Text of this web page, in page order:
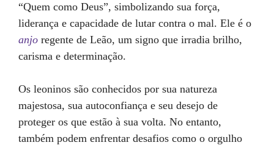
“Quem como Deus”, simbolizando sua força,
liderança e capacidade de lutar contra o mal. Ele é o
anjo regente de Leão, um signo que irradia brilho,
carisma e determinação.
Os leoninos são conhecidos por sua natureza
majestosa, sua autoconfiança e seu desejo de
proteger os que estão à sua volta. No entanto,
também podem enfrentar desafios como o orgulho